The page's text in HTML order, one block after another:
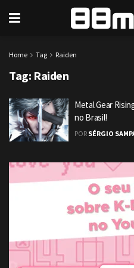
Home Tag Raiden
Tag: Raiden
Metal Gear
no Brasil!
POR SÉRGIO